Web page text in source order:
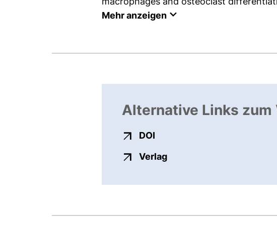
Mehr anzeigen
Alternative Links zum
DOI
Verlagexterner Link, öffnet